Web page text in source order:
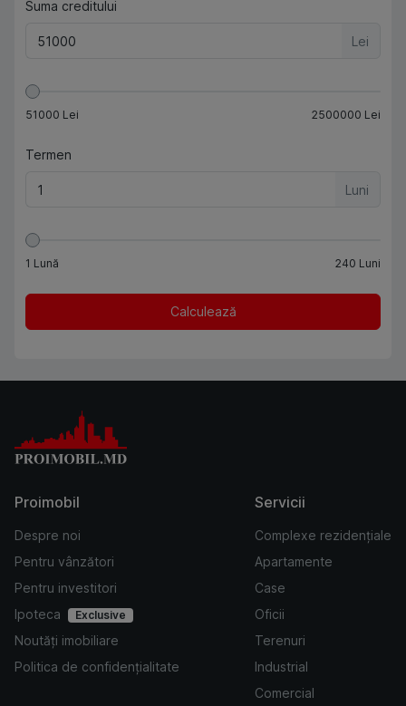
Suma creditului
Lei
51000 Lei 2500000 Lei
Termen
Luni
1 Lună 240 Luni
Calculează
Proimobil
Despre noi
Pentru vânzători
Pentru investitori
Ipoteca
Exclusive
Noutăți imobiliare
Politica de confidențialitate
Servicii
Complexe rezidențiale
Apartamente
Case
Oficii
Terenuri
Industrial
Comercial